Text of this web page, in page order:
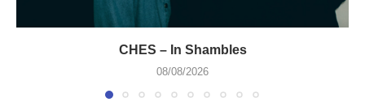
CHES – In Shambles
08/08/2026